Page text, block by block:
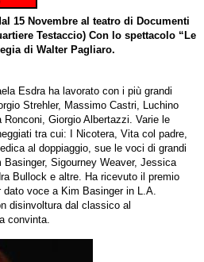
15 Novembre al teatro di Documenti
Testaccio) Con lo spettacolo “Le
di Walter Pagliaro.
Esdra ha lavorato con i più grandi
Strehler, Massimo Castri, Luchino
Giorgio Albertazzi. Varie le
tra cui: I Nicotera, Vita col padre,
al doppiaggio, sue le voci di grandi
Sigourney Weaver, Jessica
Bullock e altre. Ha ricevuto il premio
voce a Kim Basinger in L.A.
disinvoltura dal classico al
convinta.